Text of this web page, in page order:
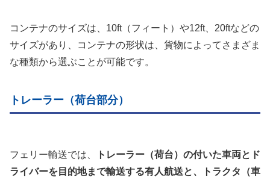
コンテナのサイズは、10ft（フィート）や12ft、20ftなどの
サイズがあり、コンテナの形状は、貨物によってさまざま
な種類から選ぶことが可能です。
トレーラー（荷台部分）
フェリー輸送では、
トレーラー（荷台）の付いた車両とド
ライバーを目的地まで輸送する有人航送と、トラクタ（車